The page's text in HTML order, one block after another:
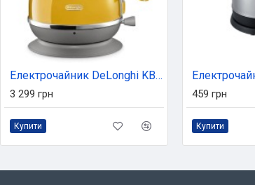
Електрочайник DeLonghi KBOC 2001 Y (KBOC2001Y)
3 299 грн
Купити
459 грн
Купити